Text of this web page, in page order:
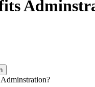
Adminstration?